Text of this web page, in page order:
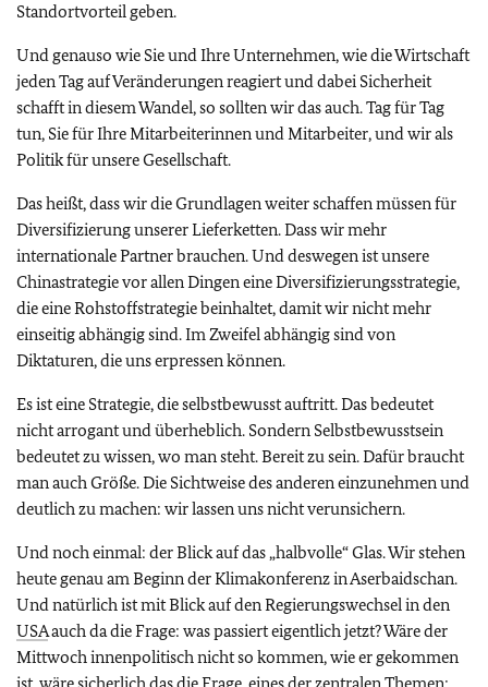
Standortvorteil geben.
Und genauso wie Sie und Ihre Unternehmen, wie die Wirtschaft
jeden Tag auf Veränderungen reagiert und dabei Sicherheit
schafft in diesem Wandel, so sollten wir das auch. Tag für Tag
tun, Sie für Ihre Mitarbeiterinnen und Mitarbeiter, und wir als
Politik für unsere Gesellschaft.
Das heißt, dass wir die Grundlagen weiter schaffen müssen für
Diversifizierung unserer Lieferketten. Dass wir mehr
internationale Partner brauchen. Und deswegen ist unsere
Chinastrategie vor allen Dingen eine Diversifizierungsstrategie,
die eine Rohstoffstrategie beinhaltet, damit wir nicht mehr
einseitig abhängig sind. Im Zweifel abhängig sind von
Diktaturen, die uns erpressen können.
Es ist eine Strategie, die selbstbewusst auftritt. Das bedeutet
nicht arrogant und überheblich. Sondern Selbstbewusstsein
bedeutet zu wissen, wo man steht. Bereit zu sein. Dafür braucht
man auch Größe. Die Sichtweise des anderen einzunehmen und
deutlich zu machen: wir lassen uns nicht verunsichern.
Und noch einmal: der Blick auf das „halbvolle“ Glas. Wir stehen
heute genau am Beginn der Klimakonferenz in Aserbaidschan.
Und natürlich ist mit Blick auf den Regierungswechsel in den
USAauch da die Frage: was passiert eigentlich jetzt? Wäre der
Mittwoch innenpolitisch nicht so kommen, wie er gekommen